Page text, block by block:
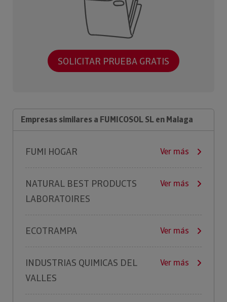
SOLICITAR PRUEBA GRATIS
Empresas similares a FUMICOSOL SL en Malaga
FUMI HOGAR Ver más
NATURAL BEST PRODUCTS
LABORATOIRES
Ver más
ECOTRAMPA Ver más
INDUSTRIAS QUIMICAS DEL
VALLES
Ver más